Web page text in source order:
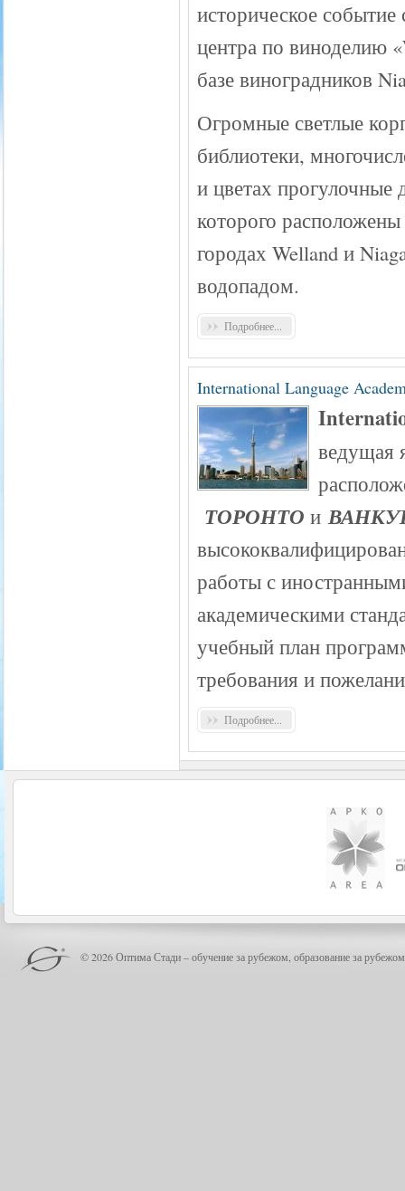
историческое
центра по виноделию
базе виноградников
Огромные светлые
библиотеки,
и цветах прогулочные
которого
городах Welland и
водопадом.
Подробнее...
International Language
ведущая
ТОРОНТО и
работы с
академическими
учебный план
требования и
Подробнее...
© 2026 Оптима Стади – обучение за рубежом, образование за